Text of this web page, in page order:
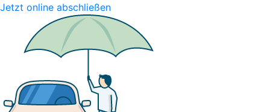
Jetzt online abschließen